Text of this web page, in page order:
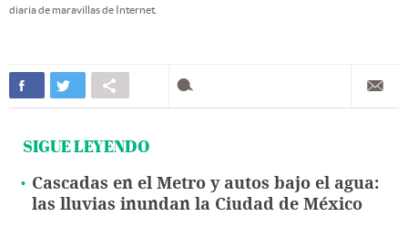
diaria de maravillas de Internet.
SIGUE LEYENDO
Cascadas en el Metro y autos bajo el agua:
las lluvias inundan la Ciudad de México